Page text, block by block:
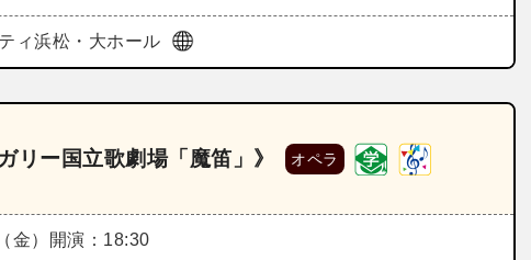
ィ浜松・大ホール
リー国立歌劇場「魔笛」》 オペラ
金） 開演：18:30